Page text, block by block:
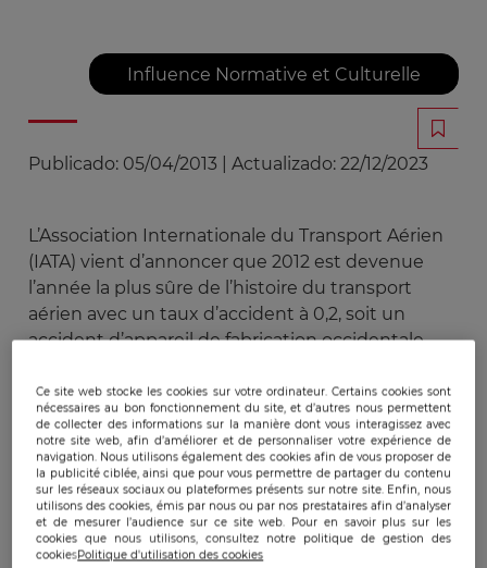
Influence Normative et Culturelle
Publicado: 05/04/2013 Actualizado: 22/12/2023
L’Association Internationale du Transport Aérien
(IATA) vient d’annoncer que 2012 est devenue
l’année la plus sûre de l’histoire du transport
aérien avec un taux d’accident à 0,2, soit un
accident d’appareil de fabrication occidentale
parallèle, l’agence indépendante suisse de
notation du transport aérien (ATRA) se présente
comme la référence dans le domaine du Risk
Assessment en diffusant pour la deuxième fois sa
« liste blanche » : un classement des 10
compagnies aériennes les plus sûres sous une
approche « originale et scientifique » prenant en
Ce site web stocke les cookies sur votre ordinateur. Certains cookies sont
nécessaires au bon fonctionnement du site, et d’autres nous permettent
de collecter des informations sur la manière dont vous interagissez avec
notre site web, afin d’améliorer et de personnaliser votre expérience de
navigation. Nous utilisons également des cookies afin de vous proposer de
la publicité ciblée, ainsi que pour vous permettre de partager du contenu
sur les réseaux sociaux ou plateformes présents sur notre site. Enfin, nous
utilisons des cookies, émis par nous ou par nos prestataires afin d’analyser
et de mesurer l’audience sur ce site web. Pour en savoir plus sur les
cookies que nous utilisons, consultez notre politique de gestion des
cookiesPolitique d'utilisation des cookies